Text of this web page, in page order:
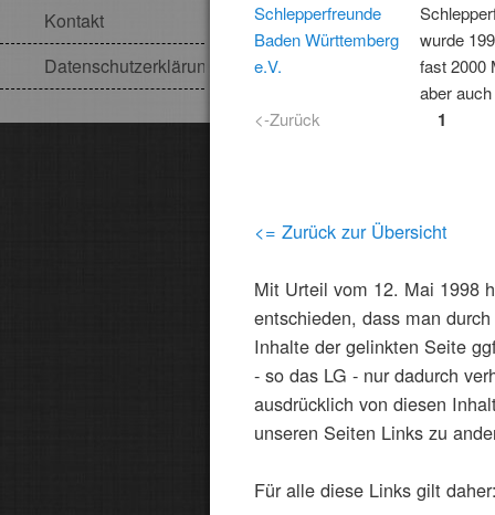
Kontakt
Datenschutzerklärung
Schlepperfreunde
Baden Württemberg
e.V.
wurde
fast 2000
aber
<-Zurück
1
<= Zurück zur Übersicht
Mit Urteil vom 12. Mai 1998
entschieden, dass man
Inhalte der gelinkten Seite
- so das LG - nur dadurch
ausdrücklich von diesen
unseren Seiten Links zu
Für alle diese Links gilt